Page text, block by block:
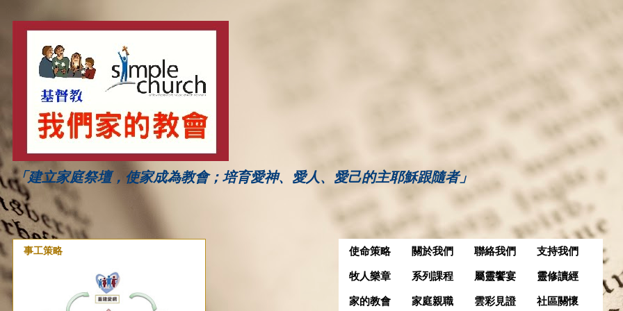
「建立家庭祭壇，使家成為教會；培育愛神、愛人、愛己的主耶穌跟隨者」
使命策略 關於我們 聯絡我們 支持我們
牧人樂章 系列課程 屬靈饗宴 靈修讀經
家的教會 家庭親職 雲彩見證 社區關懷
事工策略